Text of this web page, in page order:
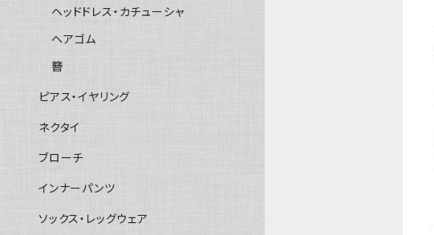
ヘッドドレス・カチューシャ
ヘアゴム
簪
ピアス・イヤリング
ネクタイ
ブローチ
インナーパンツ
ソックス・レッグウェア